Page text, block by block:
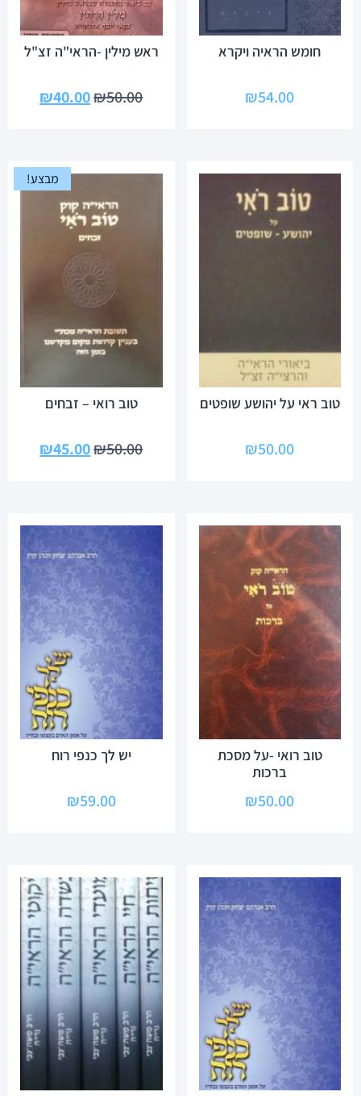
חומש הראיה ויקרא
₪54.00
ראש מילין -הראי"ה זצ"ל
₪50.00
₪40.00
טוב ראי על יהושע שופטים
₪50.00
מבצע!
טוב רואי – זבחים
₪50.00
₪45.00
טוב רואי -על מסכת
ברכות
₪50.00
יש לך כנפי רוח
₪59.00